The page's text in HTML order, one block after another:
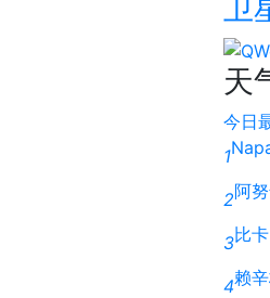
卫
天
今日
1
2阿
3比
4赖